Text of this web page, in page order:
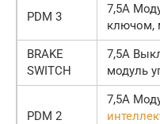
PDM 3
7,5А
ключом,
BRAKE
SWITCH
7,5А
модуль
PDM 2
7,5А